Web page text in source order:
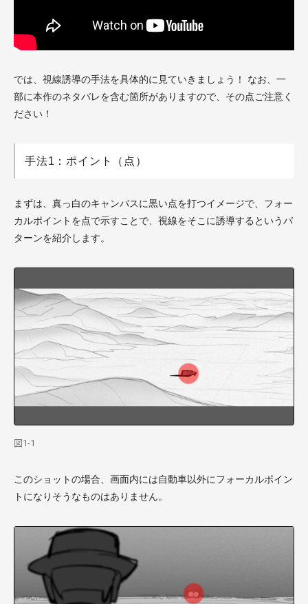
では、視線誘導の手法を具体的に見ていきましょう！ なお、一
部に本作のネタバレを含む箇所がありますので、その点ご注意く
ださい！
手法1：ポイント（点）
まずは、真っ白のキャンバスに黒い点を打つイメージで、フォー
カルポイントを点で示すことで、視線をそこに誘導するというパ
ターンを紹介します。
図1-1
このショットの場合、画面内には自動車以外にフォーカルポイン
トになりそうなものはありません。